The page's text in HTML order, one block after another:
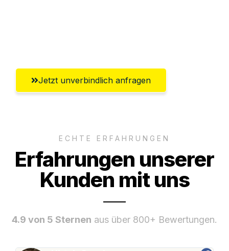
Jetzt unverbindlich anfragen
ECHTE ERFAHRUNGEN
Erfahrungen unserer
Kunden mit uns
4.9 von 5 Sternen aus über 800+ Bewertungen.